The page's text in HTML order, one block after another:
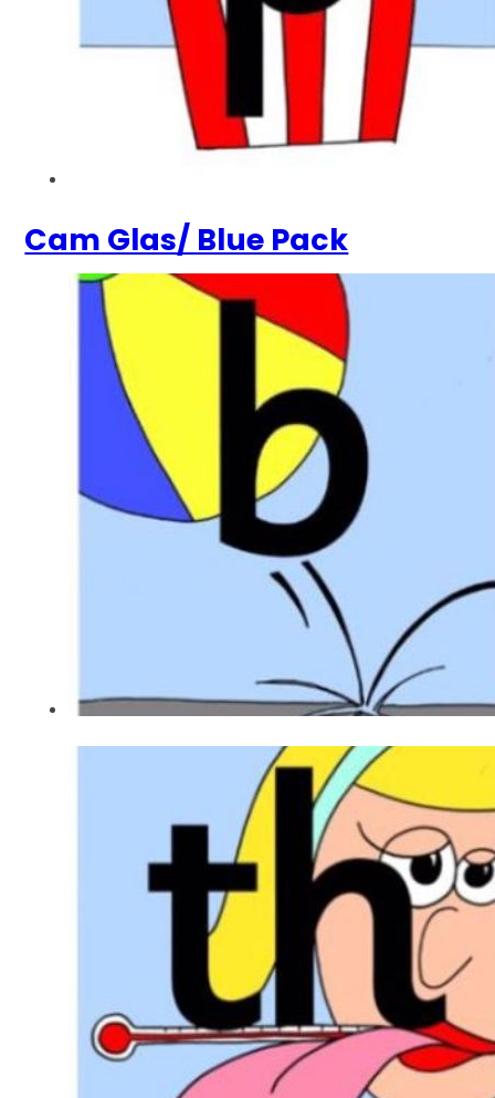
Cam Glas/ Blue Pack